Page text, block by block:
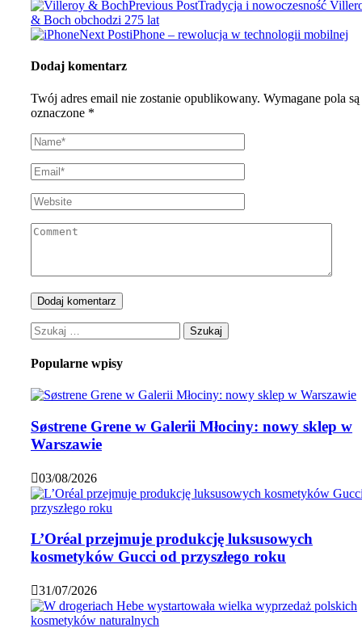
Previous PostTradycja i nowoczesność
& Boch obchodzi 275 lat
Next PostiPhone – rewolucja w technologii mobilnej
Dodaj komentarz
Twój adres email nie zostanie opublikowany. Wymagane pola są
oznaczone *
Szukaj:
Popularne wpisy
Søstrene Grene w Galerii Młociny: nowy sklep w
Warszawie
03/08/2026
L’Oréal przejmuje produkcję luksusowych
kosmetyków Gucci od przyszłego roku
31/07/2026